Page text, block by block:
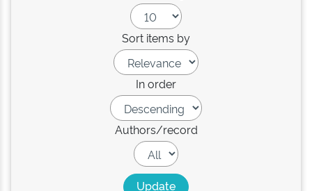
Sort items by
In order
Authors/record